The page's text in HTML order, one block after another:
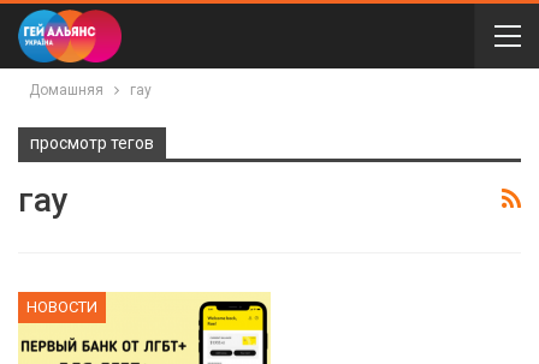
Домашняя гау
просмотр тегов
гау
НОВОСТИ